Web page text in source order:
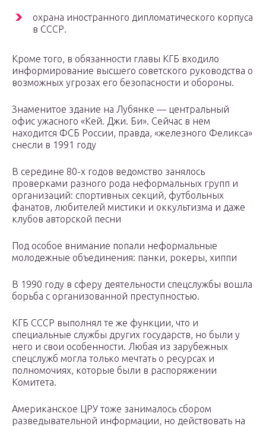
охрана иностранного дипломатического корпуса
в СССР.
Кроме того, в обязанности главы КГБ входило
информирование высшего советского руководства о
возможных угрозах его безопасности и обороны.
Знаменитое здание на Лубянке — центральный
офис ужасного «Кей. Джи. Би». Сейчас в нем
находится ФСБ России, правда, «железного Феликса»
снесли в 1991 году
В середине 80-х годов ведомство занялось
проверками разного рода неформальных групп и
организаций: спортивных секций, футбольных
фанатов, любителей мистики и оккультизма и даже
клубов авторской песни
Под особое внимание попали неформальные
молодежные объединения: панки, рокеры, хиппи
В 1990 году в сферу деятельности спецслужбы вошла
борьба с организованной преступностью.
КГБ СССР выполнял те же функции, что и
специальные службы других государств, но были у
него и свои особенности. Любая из зарубежных
спецслужб могла только мечтать о ресурсах и
полномочиях, которые были в распоряжении
Комитета.
Американское ЦРУ тоже занималось сбором
разведывательной информации, но действовать на